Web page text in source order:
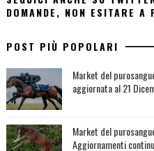
DOMANDE, NON ESITARE A
POST PIÙ POPOLARI
Market del
aggiornata al 21
Market del
Aggiornamenti